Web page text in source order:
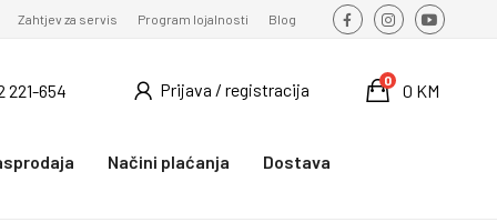
Zahtjev za servis Program lojalnosti Blog
221-654 Prijava / registracija 0 KM
0
Načini plaćanja
Dostava